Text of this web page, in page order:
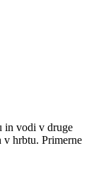
in vodi v druge
v hrbtu. Primerne